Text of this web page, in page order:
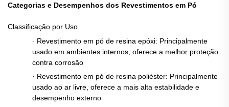
Categorias e Desempenhos dos Revestimentos em Pó
Classificação por Uso
· Revestimento em pó de resina epóxi: Principalmente
usado em ambientes internos, oferece a melhor proteção
contra corrosão
· Revestimento em pó de resina poliéster: Principalmente
usado ao ar livre, oferece a mais alta estabilidade e
desempenho externo